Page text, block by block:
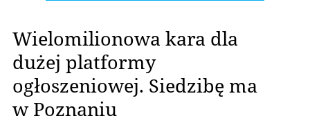
Wielomilionowa kara dla
dużej platformy
ogłoszeniowej. Siedzibę ma
w Poznaniu